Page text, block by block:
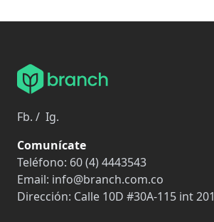
Fb. / Ig.
Comunícate
Teléfono: 60 (4) 4443543
Email: info@branch.com.co
Dirección: Calle 10D #30A-115 int 201